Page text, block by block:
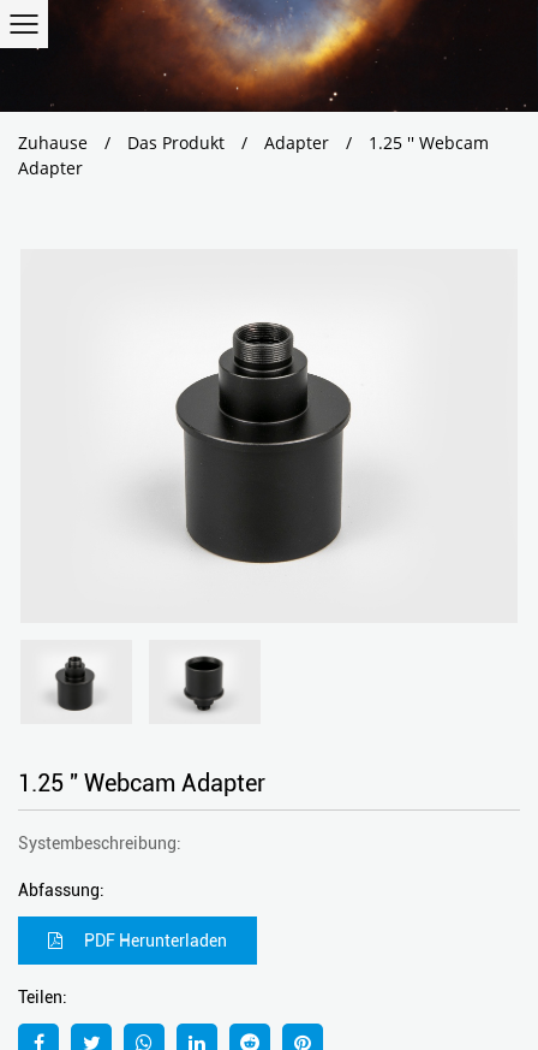
Zuhause / Das Produkt / Adapter /
1.25 '' Webcam
Adapter
1.25 '' Webcam Adapter
Systembeschreibung:
Abfassung:
PDF Herunterladen
Teilen: